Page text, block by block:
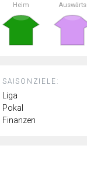
Heim Auswärts
SAISONZIELE:
Liga
Pokal
Finanzen